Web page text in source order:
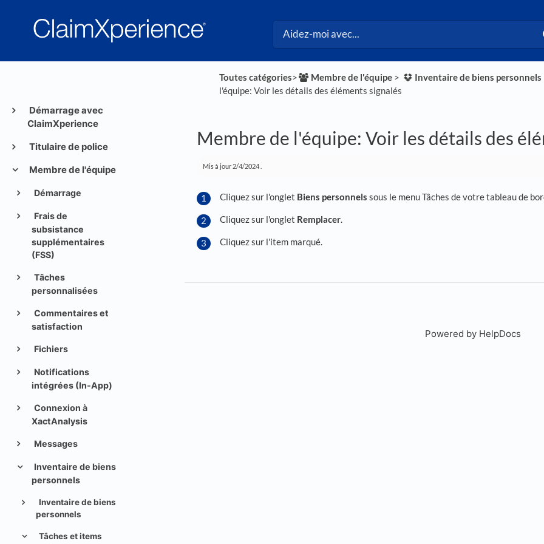
Démarrage avec
ClaimXperience
Titulaire de police
Membre de l'équipe
Démarrage
Frais de
subsistance
supplémentaires
(FSS)
Tâches
personnalisées
Commentaires et
satisfaction
Fichiers
Notifications
intégrées (In-App)
Connexion à
XactAnalysis
Messages
Inventaire de biens
personnels
Inventaire de biens
personnels
Tâches et items
Toutes catégories​>​ ​Membre de l'équipe ​ > ​ ​Inventaire de biens personnels
l'équipe: Voir les détails des éléments signalés
Membre de l'équipe: Voir les détails des
Mis à jour 2/4/2024
Cliquez sur l'onglet Biens personnels sous le menu Tâches de votre tableau de
Cliquez sur l'onglet Remplacer
Cliquez sur l'item marqué.
Powered by HelpDocs